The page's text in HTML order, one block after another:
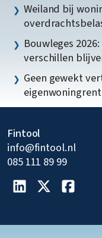
Weiland bij
Bouwleges
verschillen
Geen gewekt
Fintool
info@fintool.nl
085 111 89 99